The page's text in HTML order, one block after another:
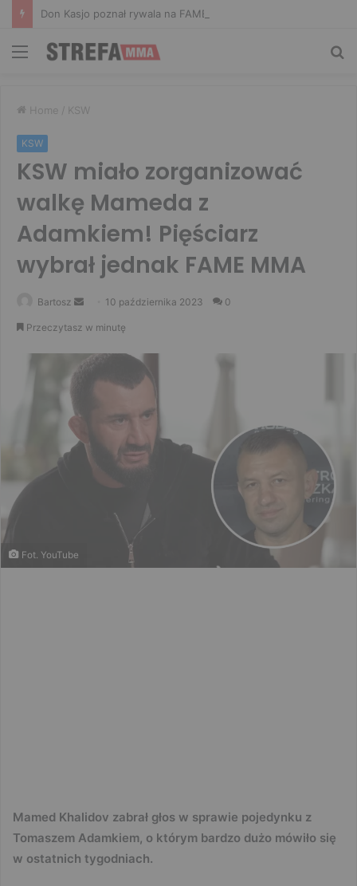
Menu
Home / KSW
KSW
KSW miało zorganizować
walkę Mameda z
Adamkiem! Pięściarz
wybrał jednak FAME MMA
Bartosz
Send 10 października 2023 0
Przeczytasz w minutę
Fot. YouTube
Mamed Khalidov zabrał głos w sprawie pojedynku z
Tomaszem Adamkiem, o którym bardzo dużo mówiło się
w ostatnich tygodniach.